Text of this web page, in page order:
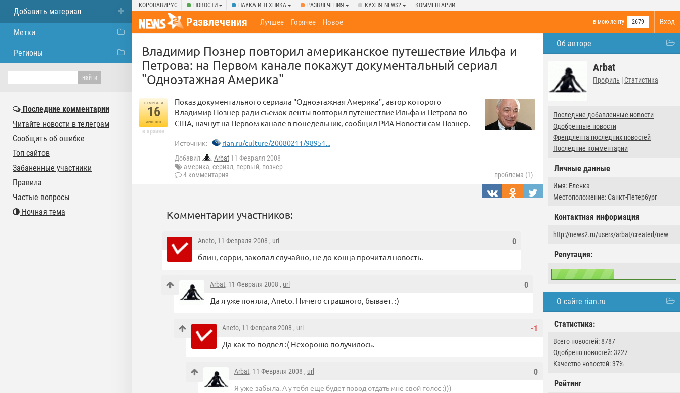
КОРОНАВИРУС НОВОСТИ НАУКА И ТЕХНИКА РАЗВЛЕЧЕНИЯ КУХНЯ NEWS2 КОММЕНТАРИИ
Вход
Развлечения в мою ленту 2679
Лучшее Горячее Новое
Об авторе
Arbat
Профиль | Статистика
Последние добавленные новости
Одобренные новости
Френдлента последних новостей
Последние комментарии
Личные данные
Имя: Еленка
Местоположение: Санкт-Петербург
Контактная информация
http://news2.ru/users/arbat/created/new
Репутация:
О сайте rian.ru
Статистика:
Всего новостей: 8787
Одобрено новостей: 3227
Качество новостей: 37%
Рейтинг
Владимир Познер повторил американское путешествие Ильфа и
Петрова: на Первом канале покажут документальный сериал
"Одноэтажная Америка"
отметили
16
человек
в архиве
Показ документального сериала "Одноэтажная Америка", автор которого
Владимир Познер ради съемок ленты повторил путешествие Ильфа и Петрова по
США, начнут на Первом канале в понедельник, сообщил РИА Новости сам Познер.
Источник: rian.ru/culture/20080211/98951...
Добавил Arbat 11 Февраля 2008
америка, сериал, первый, познер
4 комментария
проблема (1)
Комментарии участников:
0
Aneto, 11 Февраля 2008 , url
блин, сорри, закопал случайно, не до конца прочитал новость.
0
Arbat, 11 Февраля 2008 , url
Да я уже поняла, Аneto. Ничего страшного, бывает. :)
-1
Aneto, 11 Февраля 2008 , url
Да как-то подвел :( Нехорошо получилось.
0
Arbat, 11 Февраля 2008 , url
Я уже забыла. А у тебя еще будет повод отдать мне свой голос :)))
Добавить материал
Метки
Регионы
Последние комментарии
Читайте новости в телеграм
Сообщить об ошибке
Топ сайтов
Забаненные участники
Правила
Частые вопросы
Ночная тема